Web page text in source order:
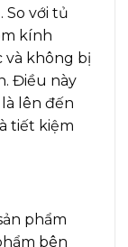
So với tủ
kính
và không bị
Điều này
lên đến
tiết kiệm
phẩm
bên